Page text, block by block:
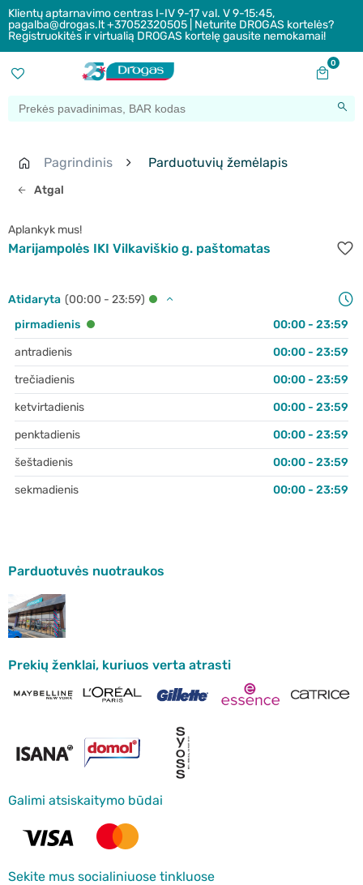
Klientų aptarnavimo centras I-IV 9-17 val. V 9-15:45,
pagalba@drogas.lt +37052320505 | Neturite DROGAS kortelės?
Registruokitės ir virtualią DROGAS kortelę gausite nemokamai!
0
Atgal
Pagrindinis Parduotuvių žemėlapis
Aplankyk mus!
Marijampolės IKI Vilkaviškio g. paštomatas
Atidaryta (00:00 - 23:59)
pirmadienis
00:00 - 23:59
antradienis
00:00 - 23:59
trečiadienis
00:00 - 23:59
ketvirtadienis
00:00 - 23:59
penktadienis
00:00 - 23:59
šeštadienis
00:00 - 23:59
sekmadienis
00:00 - 23:59
Parduotuvės nuotraukos
Prekių ženklai, kuriuos verta atrasti
Galimi atsiskaitymo būdai
Sekite mus socialiniuose tinkluose